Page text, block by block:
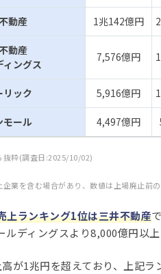
動産 1兆142億円
動産
ィングス
7,576億円
リック 5,916億円
モール 4,497億円
粋(調査日:2025/10/02)
業を含む場合があり、数値は上場廃止前
上ランキング1位は三井不動産
ディングスより8,000億円以上
が1兆円を超えており、上記